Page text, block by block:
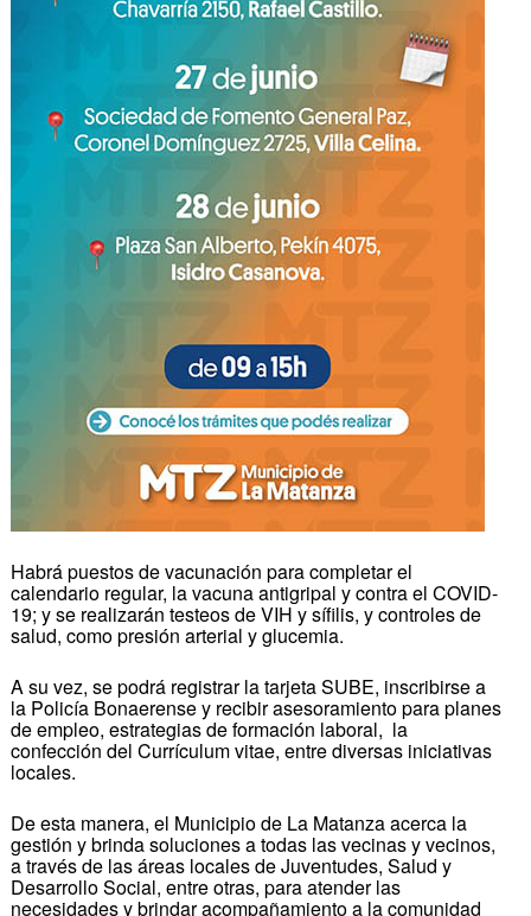
Habrá puestos de vacunación para completar el
calendario regular, la vacuna antigripal y contra el COVID-
19; y se realizarán testeos de VIH y sífilis, y controles de
salud, como presión arterial y glucemia.
A su vez, se podrá registrar la tarjeta SUBE, inscribirse a
la Policía Bonaerense y recibir asesoramiento para planes
de empleo, estrategias de formación laboral, la
confección del Currículum vitae, entre diversas iniciativas
locales.
De esta manera, el Municipio de La Matanza acerca la
gestión y brinda soluciones a todas las vecinas y vecinos,
a través de las áreas locales de Juventudes, Salud y
Desarrollo Social, entre otras, para atender las
necesidades y brindar acompañamiento a la comunidad